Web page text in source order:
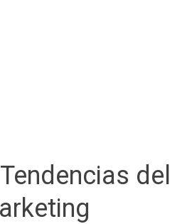
Tendencias del